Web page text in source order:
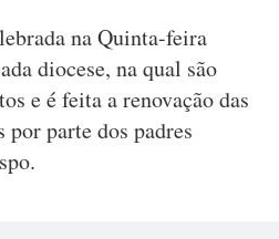
na Quinta-feira
diocese, na qual são
e é feita a renovação das
por parte dos padres